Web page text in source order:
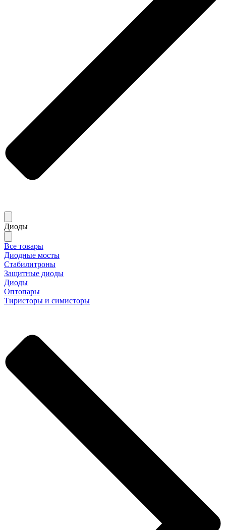
Диоды
Все товары
Диодные мосты
Стабилитроны
Защитные диоды
Диоды
Оптопары
Тиристоры и симисторы